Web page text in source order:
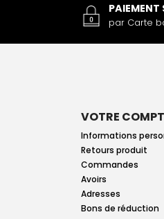
PAIEMENT
par Carte
VOTRE
Informations
Retours produit
Commandes
Avoirs
Adresses
Bons de réduction